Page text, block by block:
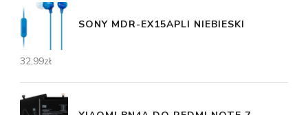
SONY MDR-EX15APLI NIEBIESKI
32,99zł